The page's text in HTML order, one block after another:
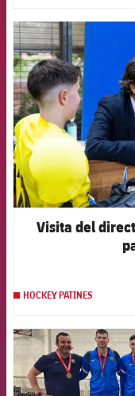
Visita del
HOCKEY PATINES